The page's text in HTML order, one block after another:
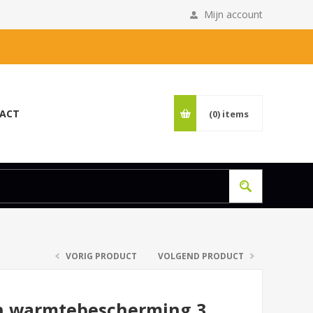
Mijn account
(0) items
VORIG PRODUCT VOLGEND PRODUCT